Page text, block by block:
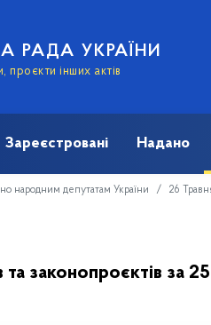
РАДА УКРАЇНИ
проєкти інших актів
Зареєстровані Надано
народним депутатам України 26
законопроєктів за